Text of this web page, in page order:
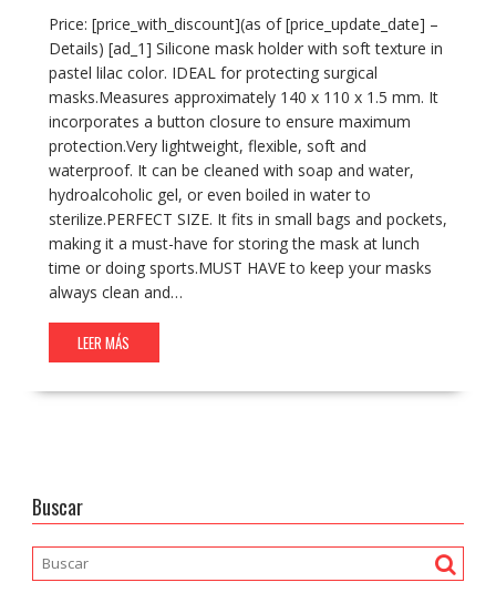
Price: [price_with_discount](as of [price_update_date] –
Details) [ad_1] Silicone mask holder with soft texture in
pastel lilac color. IDEAL for protecting surgical
masks.Measures approximately 140 x 110 x 1.5 mm. It
incorporates a button closure to ensure maximum
protection.Very lightweight, flexible, soft and
waterproof. It can be cleaned with soap and water,
hydroalcoholic gel, or even boiled in water to
sterilize.PERFECT SIZE. It fits in small bags and pockets,
making it a must-have for storing the mask at lunch
time or doing sports.MUST HAVE to keep your masks
always clean and…
LEER MÁS
Buscar